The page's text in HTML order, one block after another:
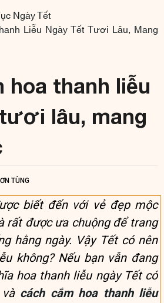
Ngày Tết
Liễu Ngày Tết Tươi Lâu, Mang
hoa thanh liễu
lâu, mang
TÙNG
biết đến với vẻ đẹp mộc
rất được ưa chuộng để trang
hằng ngày. Vậy Tết có nên
không? Nếu bạn vẫn đang
hoa thanh liễu ngày Tết có
cách cắm hoa thanh liễu